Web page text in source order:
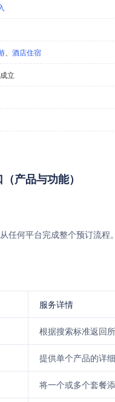
酒店住宿
立
产品与功能）
任何平台完成整个预订流程。
服务详情
根据搜索标准返回
提供单个产品的详
将一个或多个套餐